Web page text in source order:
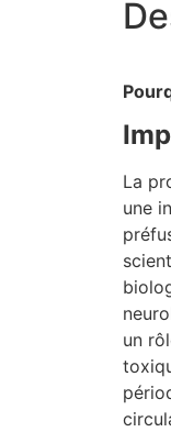
La
une
un